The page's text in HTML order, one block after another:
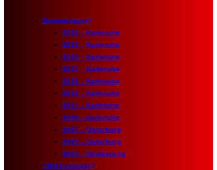
Sommerlager
2025 – Karlsruhe
2023 – Karlsruhe
2019 – Karlsruhe
2017 – Karlsruhe
2015 – Karlsruhe
2013 – Karlsruhe
2011 – Karlsruhe
2009 – Karlsruhe
2007 – Osterburg
2005 – Osterburg
2003 – Spiekeroog
FMA Festivals